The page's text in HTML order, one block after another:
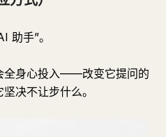
助手”。
全身心投入——改变它提问的
决不让步什么。